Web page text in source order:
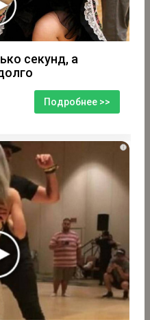
секунд, а
Подробнее >>
i